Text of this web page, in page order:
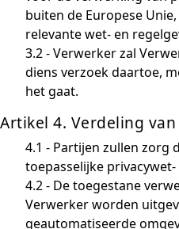
buiten de Europese
relevante wet- en
3.2 - Verwerker zal
diens verzoek daartoe,
het gaat.
Artikel 4. Verdeling
4.1 - Partijen zullen zorg
toepasselijke
4.2 - De toegestane
Verwerker worden
geautomatiseerde